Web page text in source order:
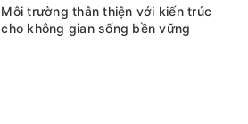
Môi trường thân thiện với kiến trúc
cho không gian sống bền vững